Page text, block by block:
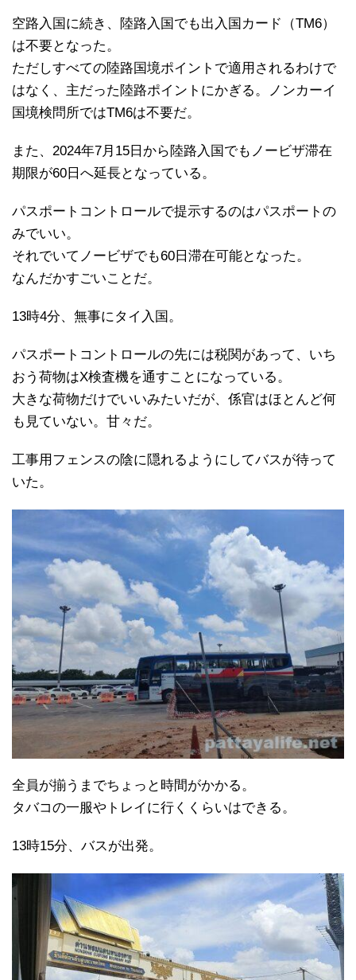
空路入国に続き、陸路入国でも出入国カード（TM6）
は不要となった。
ただしすべての陸路国境ポイントで適用されるわけで
はなく、主だった陸路ポイントにかぎる。ノンカーイ
国境検問所ではTM6は不要だ。
また、2024年7月15日から陸路入国でもノービザ滞在
期限が60日へ延長となっている。
パスポートコントロールで提示するのはパスポートの
みでいい。
それでいてノービザでも60日滞在可能となった。
なんだかすごいことだ。
13時4分、無事にタイ入国。
パスポートコントロールの先には税関があって、いち
おう荷物はX検査機を通すことになっている。
大きな荷物だけでいいみたいだが、係官はほとんど何
も見ていない。甘々だ。
工事用フェンスの陰に隠れるようにしてバスが待って
いた。
全員が揃うまでちょっと時間がかかる。
タバコの一服やトレイに行くくらいはできる。
13時15分、バスが出発。